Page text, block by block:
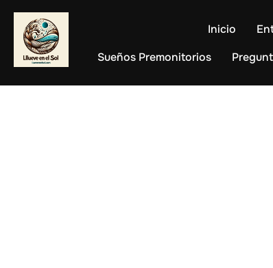
contenido
Inicio
Sueños Premonitorios